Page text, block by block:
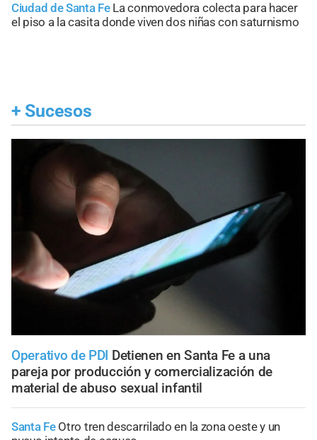
Ciudad de Santa Fe La conmovedora colecta para hacer
el piso a la casita donde viven dos niñas con saturnismo
+ Sucesos
Operativo de PDI Detienen en Santa Fe a una
pareja por producción y comercialización de
material de abuso sexual infantil
Santa Fe Otro tren descarrilado en la zona oeste y un